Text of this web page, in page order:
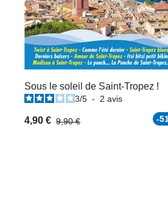
Sous le soleil de Saint-Tropez !
3/5 - 2 avis
4,90 € 9,90 € -